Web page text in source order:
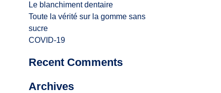
Le blanchiment dentaire
Toute la vérité sur la gomme sans
sucre
COVID-19
Recent Comments
Archives